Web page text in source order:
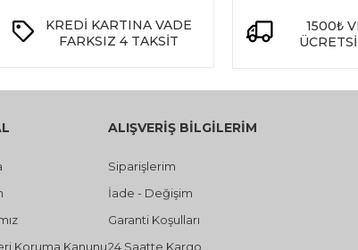
KREDİ KARTINA VADE
FARKSIZ 4 TAKSİT
1500₺
Koruma Kanunu
ALIŞVERİŞ BİLGİLERİM
Siparişlerim
İade - Değişim
Garanti Koşulları
24 Saatte Kargo